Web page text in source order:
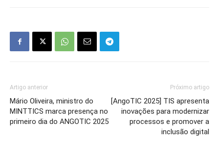
Artigo anterior
Mário Oliveira, ministro do
MINTTICS marca presença no
primeiro dia do ANGOTIC 2025
Próximo artigo
[AngoTIC 2025] TIS apresenta
inovações para modernizar
processos e promover a
inclusão digital